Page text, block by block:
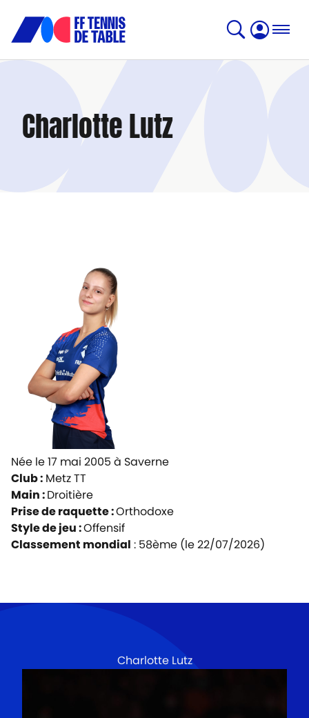
Charlotte Lutz
Née le 17 mai 2005 à Saverne
Club : Metz TT
Main :Droitière
Prise de raquette :Orthodoxe
Style de jeu :Offensif
Classement mondial : 58ème (le 22/07/2026)
Charlotte Lutz